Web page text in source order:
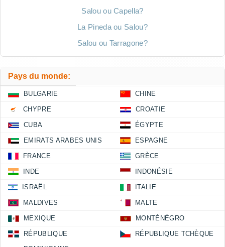
Salou ou Capella?
La Pineda ou Salou?
Salou ou Tarragone?
Pays du monde:
BULGARIE CHINE
CHYPRE CROATIE
CUBA ÉGYPTE
EMIRATS ARABES UNIS ESPAGNE
FRANCE GRÈCE
INDE INDONÉSIE
ISRAËL ITALIE
MALDIVES MALTE
MEXIQUE MONTÉNÉGRO
RÉPUBLIQUE
RÉPUBLIQUE TCHÈQUE